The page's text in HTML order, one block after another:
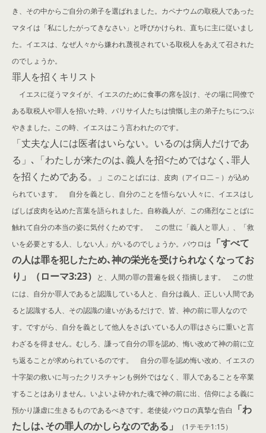
き、その中からご自分の弟子を選ばれました。カペナウムの取税人であった
マタイは「私にしたがってきなさい」と呼びかけられ、直ちに主に従いまし
た。イエスは、なぜ人々から嫌われ蔑視されている取税人をあえて召された
のでしょうか。
罪人を招くキリスト
イエスに従うマタイが、イエスのために食事の席を設け、その場に同僚で
ある取税人や罪人を招いた時、パリサイ人たちは憤慨し主の弟子たちにつぶ
やきました。この時、イエスはこう言われたのです。
「丈夫な人には医者はいらない。いるのは病人だけであ
る」､「わたしが来たのは､義人を招<ためではなく､罪人
を招くためである。」 このことばには、皮肉（アイロ二－）が込め
られています。 自分を義とし、自分のことを悟らない人々に、イエスはし
ばしば皮肉を込めた言葉を語られました。自称義人が、この痛烈なことばに
触れて自分の本当の姿に気付くためです。 この世に「義人と罪人」、「救
いを必要とする人、しない人」がいるのでしょうか。パウロは 「すべて
の人は罪を犯したため､神の栄光を受けられなくなってお
り」（ローマ3:23）
と、人間の罪の普遍を鋭く指摘します。 この世
には、自分か罪人であると認識している人と、自分は義人、正しい人間であ
ると認識する人、その認識の違いがあるだけで、皆、神の前に罪人なので
す。ですがら、自分を義として他人をさばいている人の罪はさらに重いと言
わざるを得ません。むしろ、謙って自分の罪を認め、悔い改めて神の前に立
ち返ることが求められているのです。 自分の罪を認め悔い改め、イエスの
十字架の救いに与ったクリスチャンも例外ではなく、罪人であることを卒業
することはありません。いよいよ砕かれた魂で神の前に出、信仰による義に
預かり謙虚に生きるものであるべきです。老使徒パウロの真摯な告白
「わ
たしは､その罪人のかしらなのである」
（1テモテ1:15）